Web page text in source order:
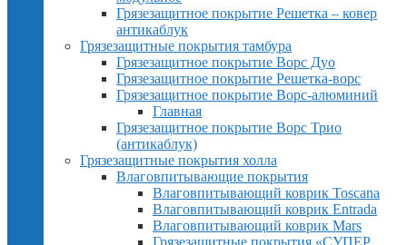
Грязезащитное покрытие Решетка – ковер
антикаблук
Грязезащитные покрытия тамбура
Грязезащитное покрытие Ворс Дуо
Грязезащитное покрытие Решетка-ворс
Грязезащитное покрытие Ворс-алюминий
Главная
Грязезащитное покрытие Ворс Трио
(антикаблук)
Грязезащитные покрытия холла
Влаговпитывающие покрытия
Влаговпитывающий коврик Toscana
Влаговпитывающий коврик Entrada
Влаговпитывающий коврик Mars
Грязезащитные покрытия «СУПЕР